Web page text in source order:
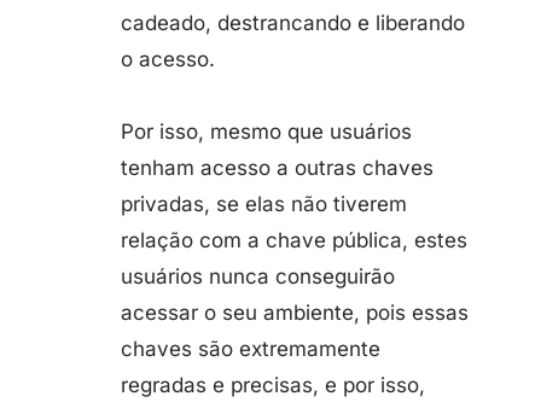
cadeado, destrancando e liberando
o acesso.
Por isso, mesmo que usuários
tenham acesso a outras chaves
privadas, se elas não tiverem
relação com a chave pública, estes
usuários nunca conseguirão
acessar o seu ambiente, pois essas
chaves são extremamente
regradas e precisas, e por isso,